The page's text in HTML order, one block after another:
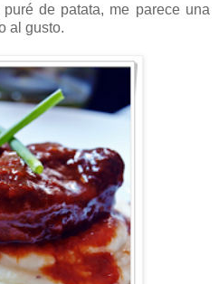
de patata, me parece una
al gusto.